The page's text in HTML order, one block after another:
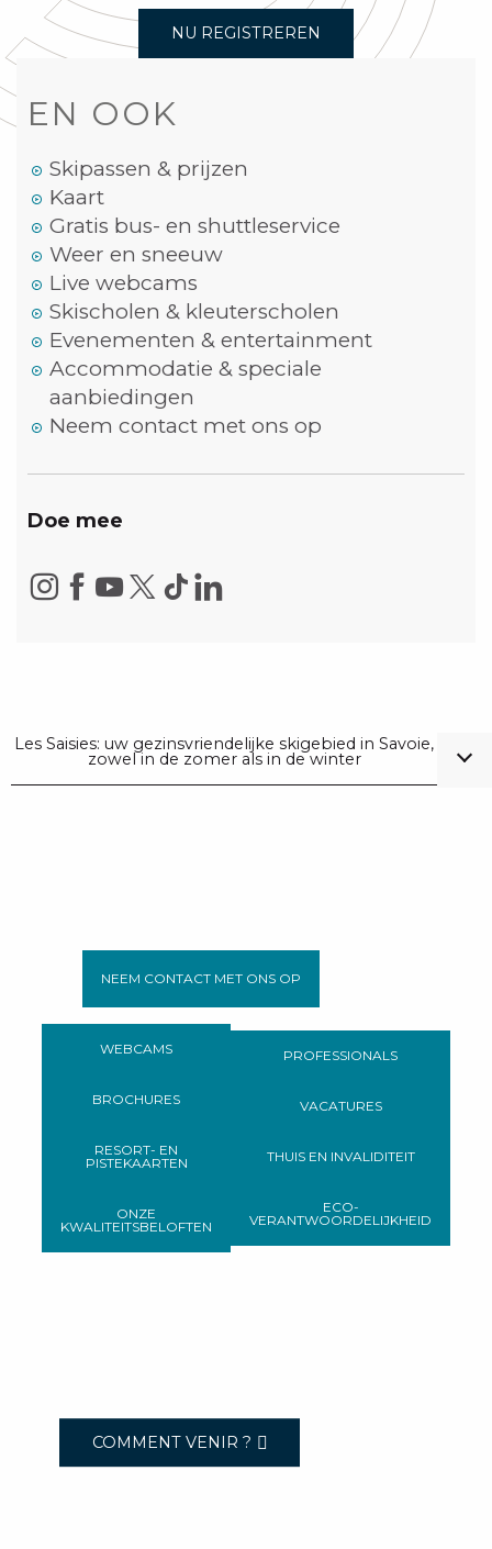
NU REGISTREREN
EN OOK
Skipassen & prijzen
Kaart
Gratis bus- en shuttleservice
Weer en sneeuw
Live webcams
Skischolen & kleuterscholen
Evenementen & entertainment
Accommodatie & speciale
aanbiedingen
Neem contact met ons op
Doe mee
Les Saisies: uw gezinsvriendelijke skigebied in Savoie,
zowel in de zomer als in de winter
NEEM CONTACT MET ONS OP
WEBCAMS
BROCHURES
RESORT- EN
PISTEKAARTEN
ONZE
KWALITEITSBELOFTEN
PROFESSIONALS
VACATURES
THUIS EN INVALIDITEIT
ECO-
VERANTWOORDELIJKHEID
COMMENT VENIR ?